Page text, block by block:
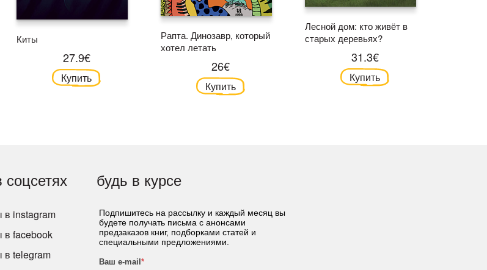
Киты
27.9€
Купить
Рапта. Динозавр, который
хотел летать
26€
Купить
Лесной дом: кто живёт в
старых деревьях?
31.3€
Купить
в instagram
в facebook
в telegram
будь в курсе
Подпишитесь на рассылку и каждый месяц вы
будете получать письма с анонсами
предзаказов книг, подборками статей и
специальными предложениями.
Ваш e-mail *